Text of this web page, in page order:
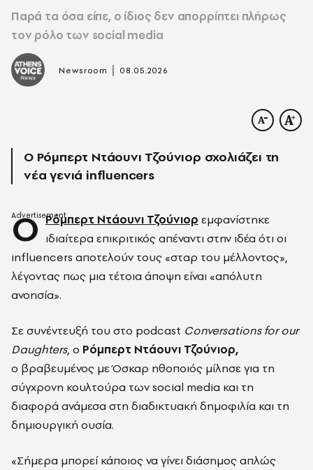
Παρά τα όσα είπε, ο ίδιος δεν απορρίπτει πλήρως
τον ρόλο των social media
Newsroom | 08.05.2026
Ο Ρόμπερτ Ντάουνι Τζούνιορ σχολιάζει τη
νέα γενιά influencers
Ο Ρόμπερτ Ντάουνι Τζούνιορ εμφανίστηκε
ιδιαίτερα επικριτικός απέναντι στην ιδέα ότι οι
influencers αποτελούν τους «σταρ του μέλλοντος»,
λέγοντας πως μια τέτοια άποψη είναι «απόλυτη
ανοησία».
Σε συνέντευξή του στο podcast Conversations for our
Daughters, ο Ρόμπερτ Ντάουνι Τζούνιορ,
ο βραβευμένος με Όσκαρ ηθοποιός μίλησε για τη
σύγχρονη κουλτούρα των social media και τη
διαφορά ανάμεσα στη διαδικτυακή δημοφιλία και τη
δημιουργική ουσία.
«Σήμερα μπορεί κάποιος να γίνει διάσημος απλώς